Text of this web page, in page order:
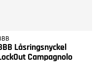
Låsringsnyckel
Campagnolo